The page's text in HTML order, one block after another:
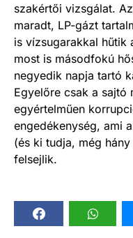
szakértői vizsgálat.
maradt, LP-gázt
is vízsugarakkal hűtik
most is másodfokú
negyedik napja tartó
Egyelőre csak a sajtó
egyértelműen
engedékenység, ami
(és ki tudja, még
felsejlik.